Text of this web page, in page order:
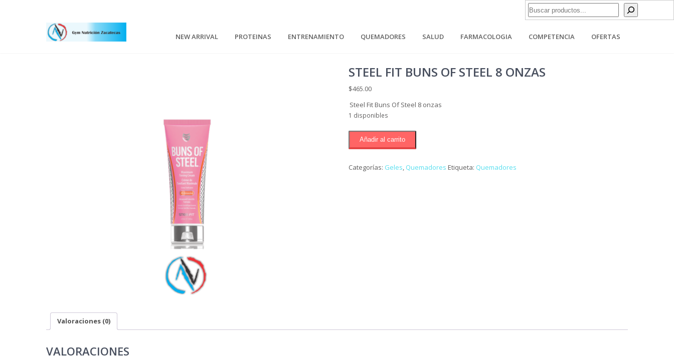
Buscar
NEW ARRIVAL PROTEINAS ENTRENAMIENTO QUEMADORES SALUD FARMACOLOGIA COMPETENCIA OFERTAS
STEEL FIT BUNS OF STEEL 8 ONZAS
$465.00
Steel Fit Buns Of Steel 8 onzas
1 disponibles
Steel
Fit
Of
Añadir al carrito
Categorías: Geles, Quemadores Etiqueta: Quemadores
Valoraciones (0)
VALORACIONES